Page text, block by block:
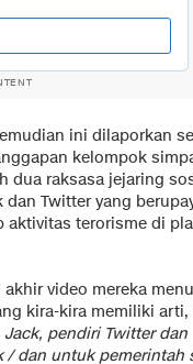
ini dilaporkan
kelompok
dua raksasa jejaring
dan Twitter yang
aktivitas terorisme di
akhir video mereka
kira-kira memiliki arti,
Jack, pendiri Twitter dan
/ dan untuk pemerintah